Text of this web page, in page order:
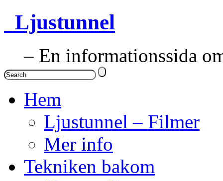
Ljustunnel
– En informationssida
Hem
Ljustunnel – Filmer
Mer info
Tekniken bakom